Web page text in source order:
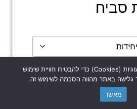
סביח
לעזור לכל שאלה?
אנו משתמשים בקובצי עוגיות (Cookies) כדי להבטיח חוויית שימוש
באתר מהווה הסכמה לשימוש זה.
מאשר